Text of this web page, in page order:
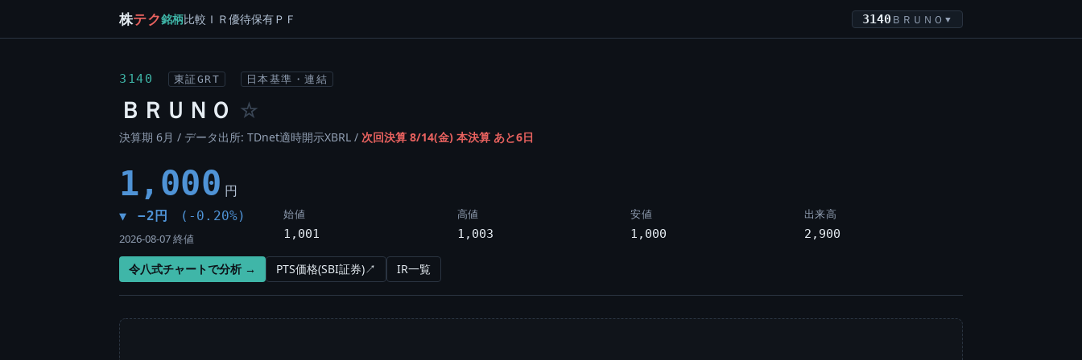
株テク銘柄比較 ＩＲ優待保有ＰＦ 3140 ＢＲＵＮＯ ▼
3140 東証GRT 日本基準・連結
ＢＲＵＮＯ ☆
決算期 6月 / データ出所: TDnet適時開示XBRL / 次回決算 8/14(金) 本決算 あと6日
1,000 円
▼ −2円 (-0.20%)
2026-08-07 終値
始値
1,001
高値
1,003
安値
1,000
出来高
2,900
令八式チャートで分析 → PTS価格(SBI証券)↗ IR一覧